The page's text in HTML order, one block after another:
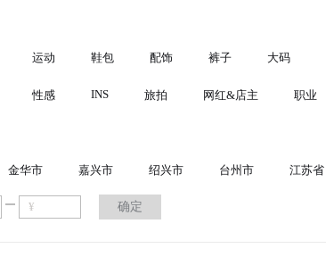
运动 鞋包 配饰 裤子 大码
性感 INS 旅拍 网红&店主 职业
金华市 嘉兴市 绍兴市 台州市 江苏省
确定